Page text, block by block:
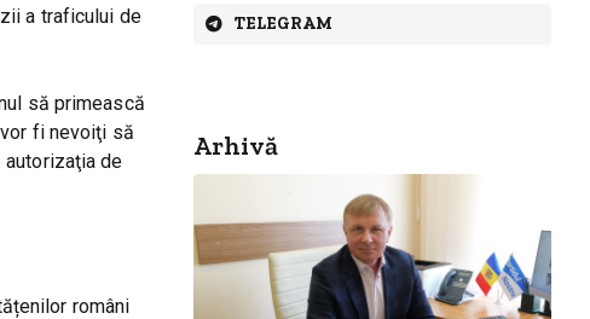
a traficului de
să primească
fi nevoiţi să
autorizaţia de
români
TELEGRAM
Arhivă